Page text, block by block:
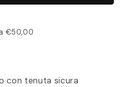
€50,00
con tenuta sicura